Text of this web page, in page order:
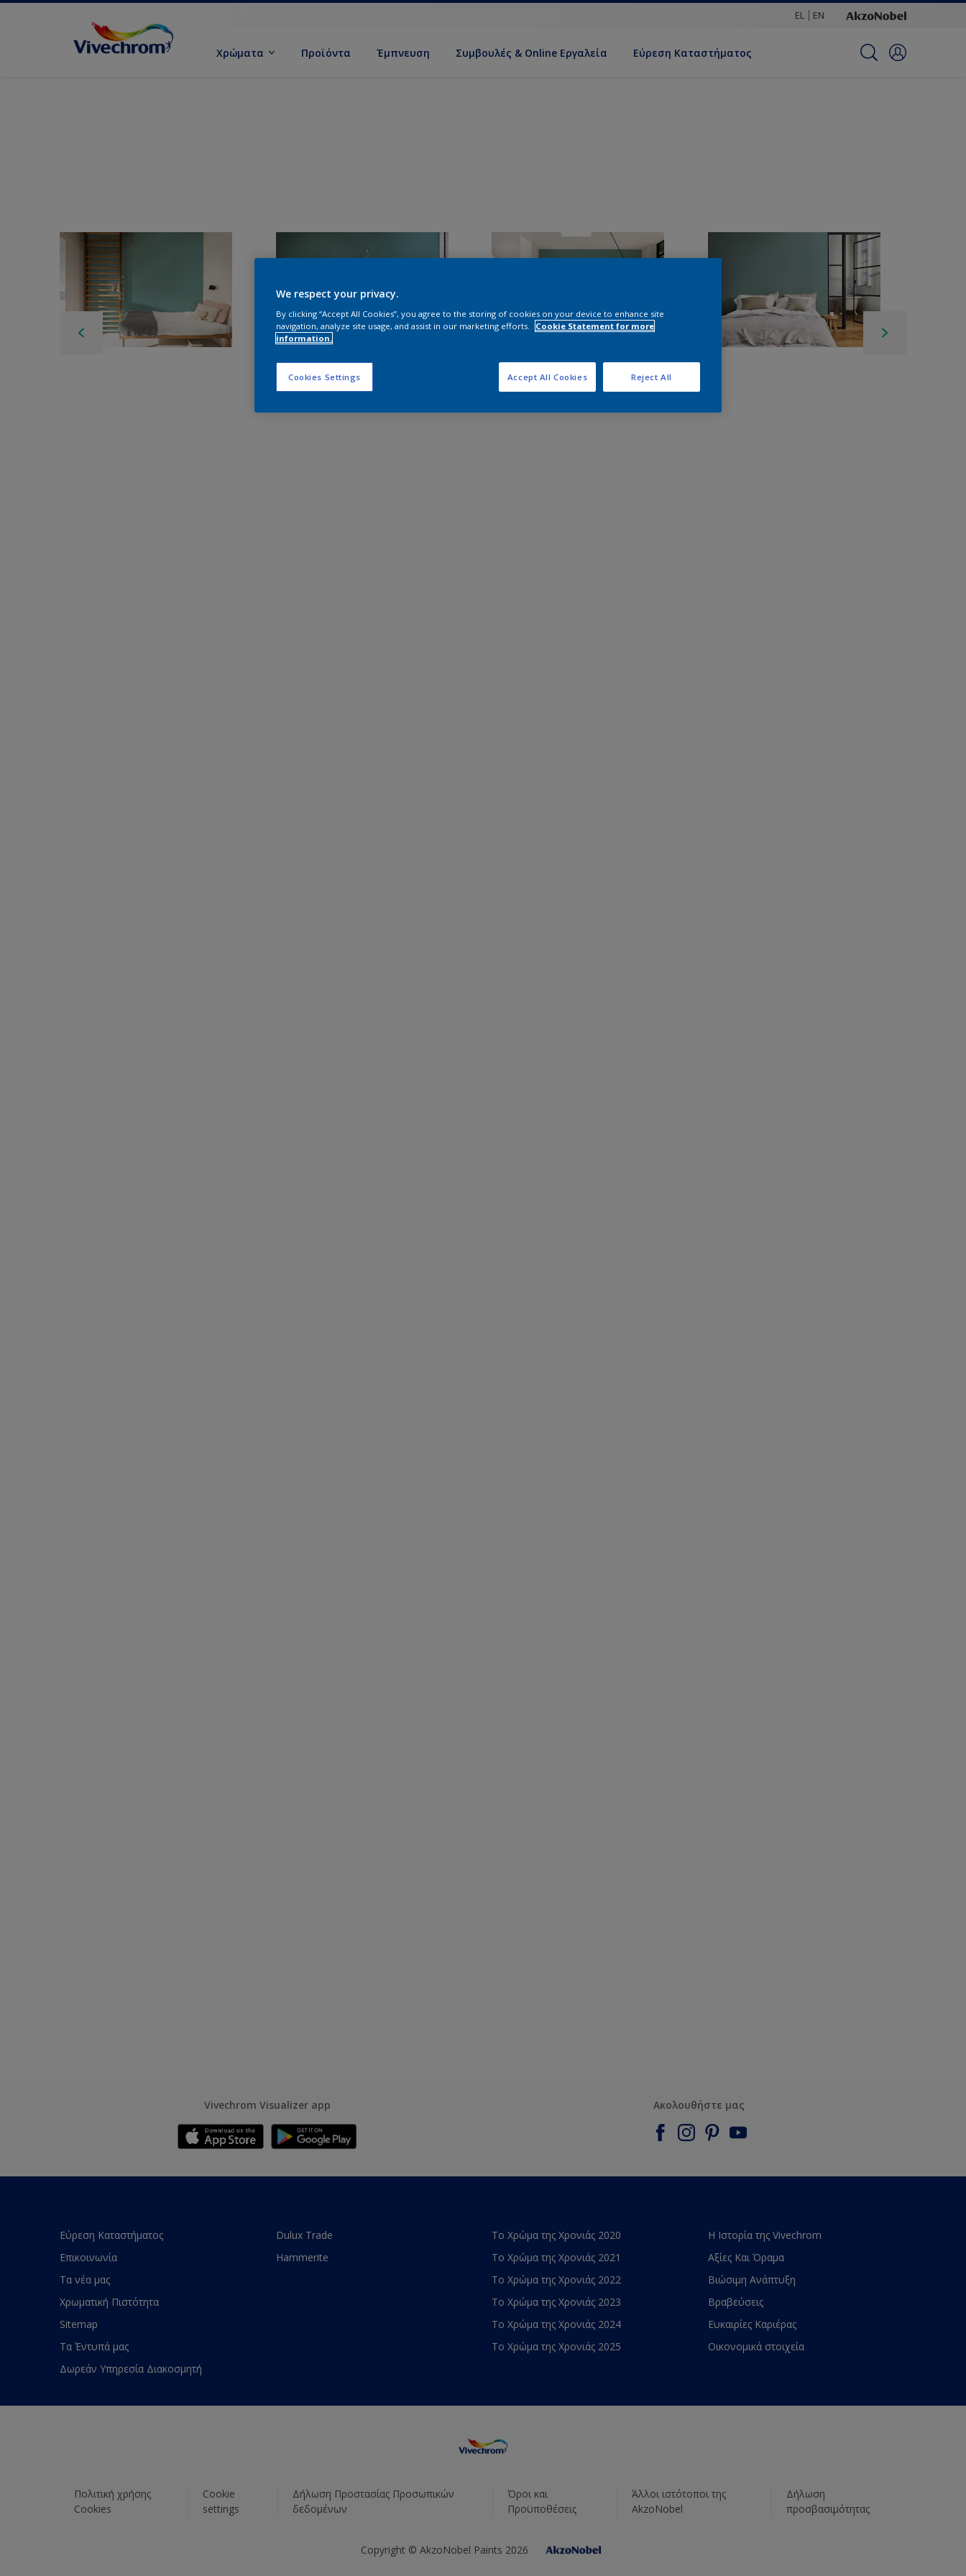
EL EN
Χρώματα Προϊόντα Έμπνευση Συμβουλές & Online Εργαλεία Εύρεση Καταστήματος
Vivechrom Visualizer app Ακολουθήστε μας
Εύρεση Καταστήματος
Επικοινωνία
Τα νέα μας
Χρωματική Πιστότητα
Sitemap
Τα Έντυπά μας
Δωρεάν Υπηρεσία Διακοσμητή
Dulux Trade
Hammerite
Το Χρώμα της Χρονιάς 2020
Το Χρώμα της Χρονιάς 2021
Το Χρώμα της Χρονιάς 2022
Το Χρώμα της Χρονιάς 2023
Το Χρώμα της Χρονιάς 2024
Το Χρώμα της Χρονιάς 2025
Η Ιστορία της Vivechrom
Αξίες Και Όραμα
Βιώσιμη Ανάπτυξη
Βραβεύσεις
Ευκαιρίες Καριέρας
Οικονομικά στοιχεία
Πολιτική χρήσης
Cookies
Cookie
settings
Δήλωση Προστασίας Προσωπικών
δεδομένων
Όροι και
Προϋποθέσεις
Άλλοι ιστότοποι της
AkzoNobel
Δήλωση
προσβασιμότητας
Copyright © AkzoNobel Paints 2026
We respect your privacy.
By clicking “Accept All Cookies”, you agree to the storing of cookies on your device to enhance site
navigation, analyze site usage, and assist in our marketing efforts.
Cookie Statement for more
information.
Cookies Settings Reject All
Accept All Cookies